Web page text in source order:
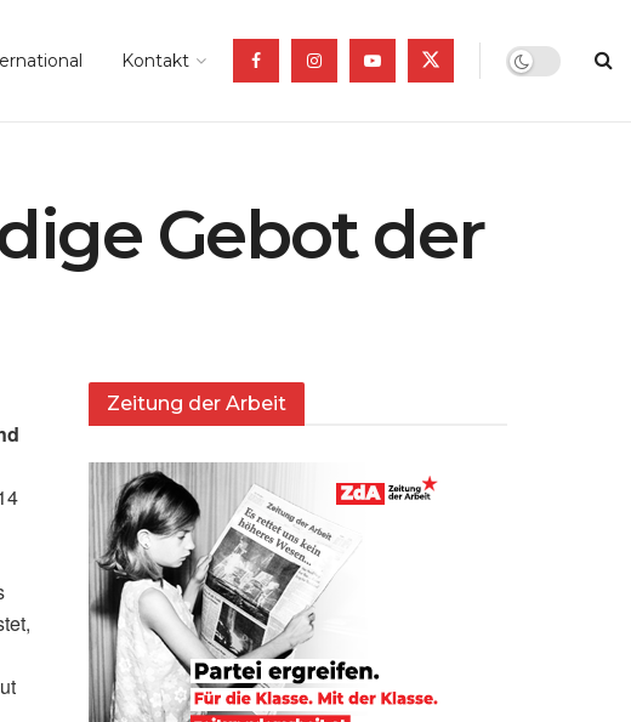
Kontakt
Gebot der
Zeitung der Arbeit